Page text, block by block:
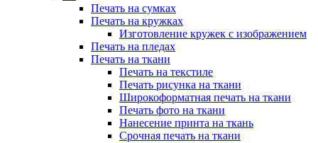
Печать на сумках
Печать на кружках
Изготовление кружек с изображением
Печать на пледах
Печать на ткани
Печать на текстиле
Печать рисунка на ткани
Широкоформатная печать на ткани
Печать фото на ткани
Нанесение принта на ткань
Срочная печать на ткани